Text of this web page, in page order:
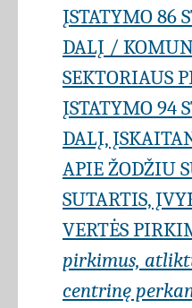
ĮSTATYMO 86
DALĮ /
SEKTORIAUS
ĮSTATYMO 94
DALĮ,
APIE ŽODŽIU
SUTARTIS,
VERTĖS
pirkimus,
centrinę